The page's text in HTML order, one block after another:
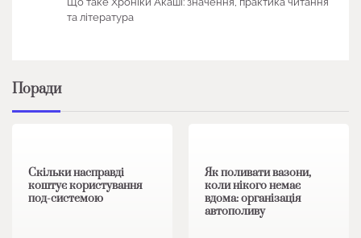
та література
Поради
Скільки насправді
коштує користування
под-системою
Як поливати вазони,
коли нікого немає
вдома: організація
автополиву